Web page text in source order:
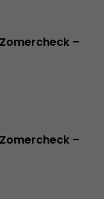
–
–